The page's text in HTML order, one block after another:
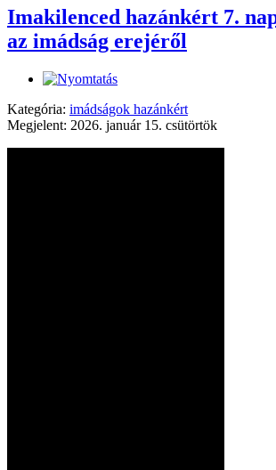
Imakilenced hazánkért 7.
az imádság erejéről
Kategória: imádságok hazánkért
Megjelent: 2026. január 15. csütörtök